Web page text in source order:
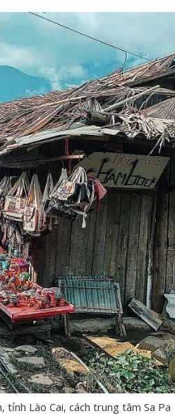
tỉnh Lào Cai, cách trung tâm Sa Pa